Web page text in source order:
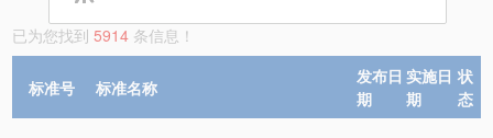
已为您找到5914 条信息！
标准号 标准名称
发布日
期
实施日
期
状
态